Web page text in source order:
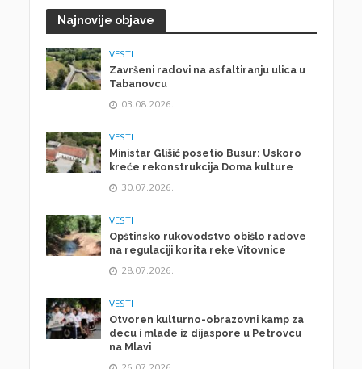
Najnovije objave
VESTI
Završeni radovi na asfaltiranju ulica u
Tabanovcu
03.08.2026.
VESTI
Ministar Glišić posetio Busur: Uskoro
kreće rekonstrukcija Doma kulture
30.07.2026.
VESTI
Opštinsko rukovodstvo obišlo radove
na regulaciji korita reke Vitovnice
28.07.2026.
VESTI
Otvoren kulturno-obrazovni kamp za
decu i mlade iz dijaspore u Petrovcu
na Mlavi